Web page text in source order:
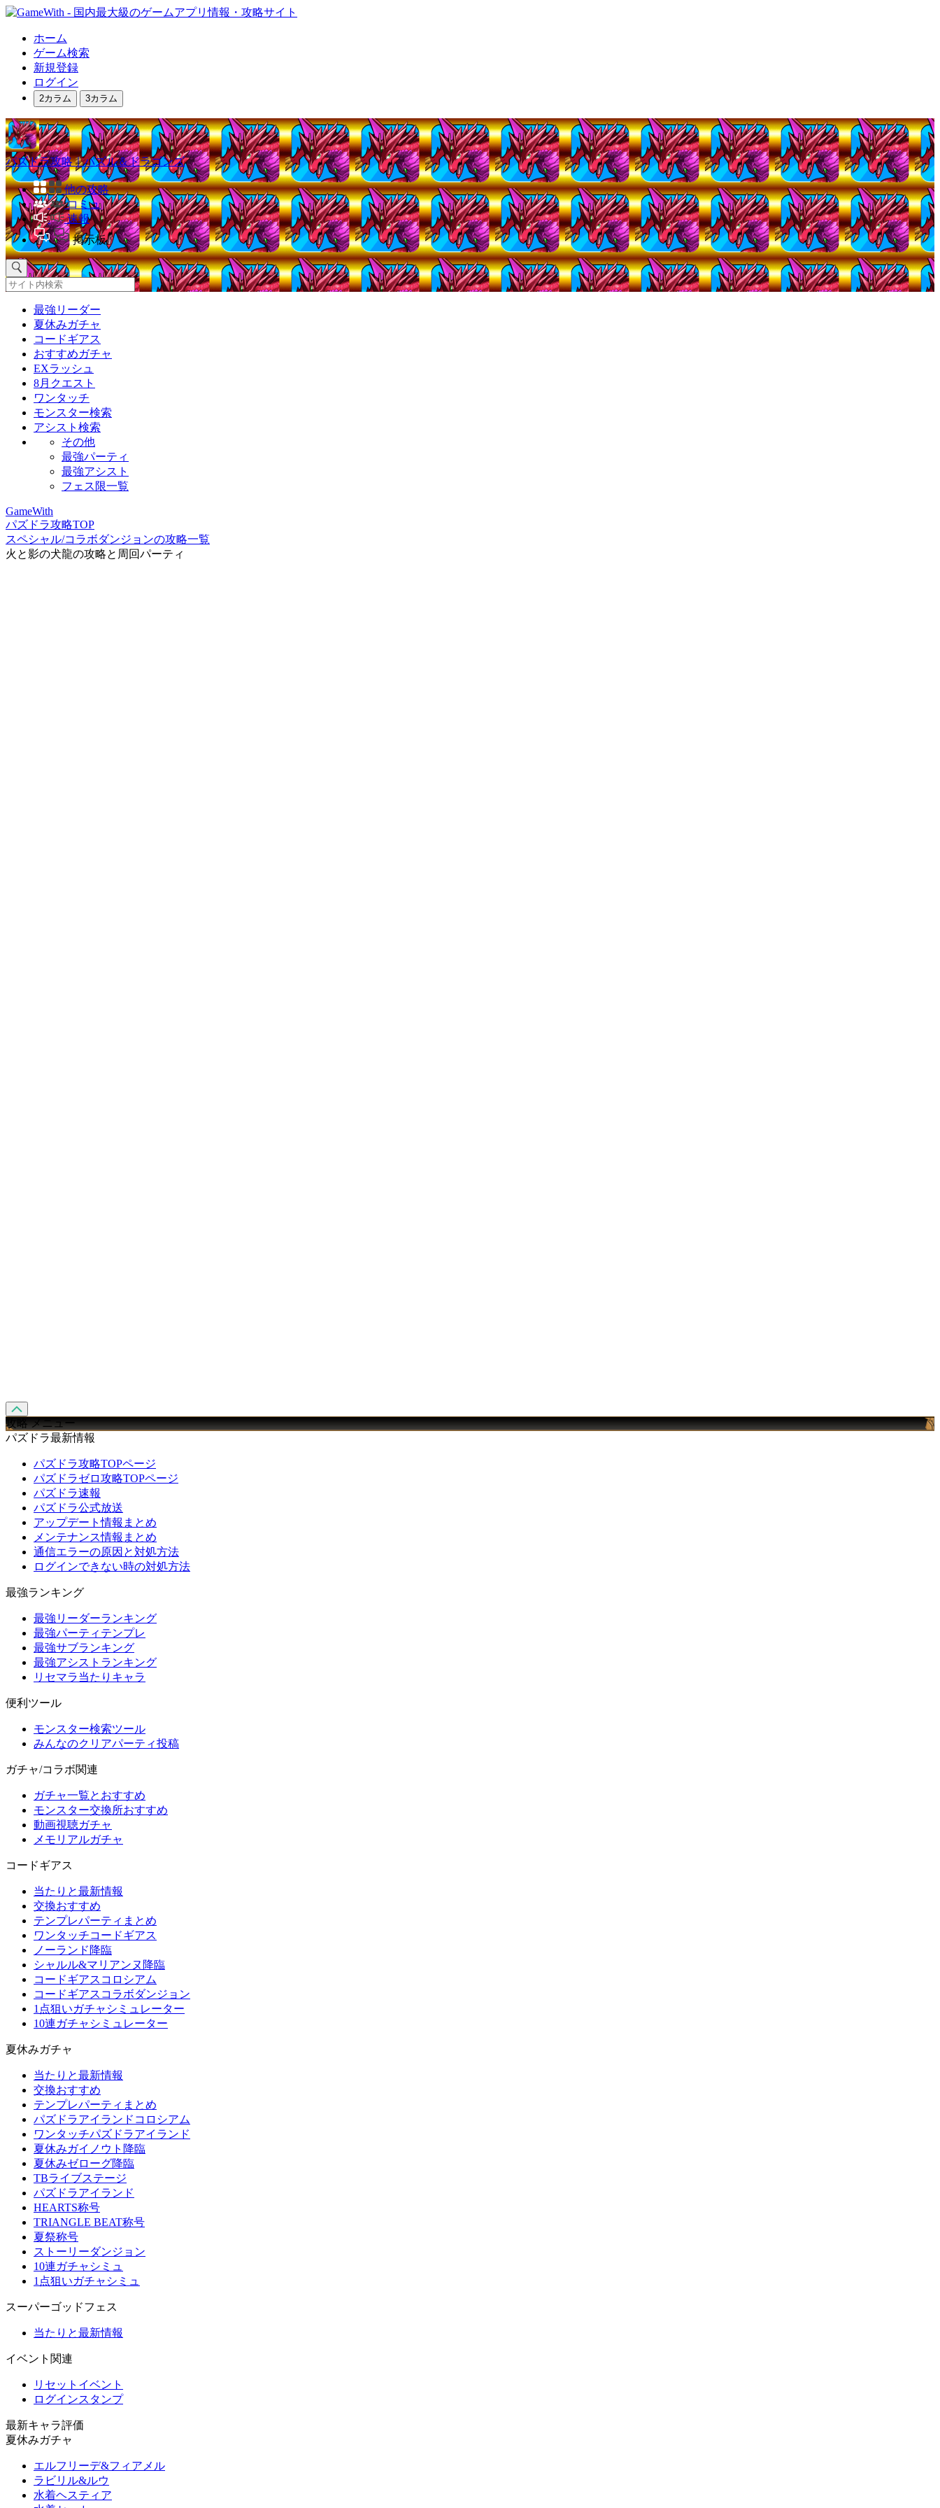
ホーム
ゲーム検索
新規登録
ログイン
2カラム 3カラム
パズドラ攻略｜パズル＆ドラゴンズ
他の攻略
コミュ
速報
掲示板
最強リーダー
夏休みガチャ
コードギアス
おすすめガチャ
EXラッシュ
8月クエスト
ワンタッチ
モンスター検索
アシスト検索
その他
最強パーティ
最強アシスト
フェス限一覧
GameWith
パズドラ攻略TOP
スペシャル/コラボダンジョンの攻略一覧
火と影の犬龍の攻略と周回パーティ
攻略 メニュー
パズドラ最新情報
パズドラ攻略TOPページ
パズドラゼロ攻略TOPページ
パズドラ速報
パズドラ公式放送
アップデート情報まとめ
メンテナンス情報まとめ
通信エラーの原因と対処方法
ログインできない時の対処方法
最強ランキング
最強リーダーランキング
最強パーティテンプレ
最強サブランキング
最強アシストランキング
リセマラ当たりキャラ
便利ツール
モンスター検索ツール
みんなのクリアパーティ投稿
ガチャ/コラボ関連
ガチャ一覧とおすすめ
モンスター交換所おすすめ
動画視聴ガチャ
メモリアルガチャ
コードギアス
当たりと最新情報
交換おすすめ
テンプレパーティまとめ
ワンタッチコードギアス
ノーランド降臨
シャルル&マリアンヌ降臨
コードギアスコロシアム
コードギアスコラボダンジョン
1点狙いガチャシミュレーター
10連ガチャシミュレーター
夏休みガチャ
当たりと最新情報
交換おすすめ
テンプレパーティまとめ
パズドラアイランドコロシアム
ワンタッチパズドラアイランド
夏休みガイノウト降臨
夏休みゼローグ降臨
TBライブステージ
パズドラアイランド
HEARTS称号
TRIANGLE BEAT称号
夏祭称号
ストーリーダンジョン
10連ガチャシミュ
1点狙いガチャシミュ
スーパーゴッドフェス
当たりと最新情報
イベント関連
リセットイベント
ログインスタンプ
最新キャラ評価
夏休みガチャ
エルフリーデ&フィアメル
ラビリル&ルウ
水着ヘスティア